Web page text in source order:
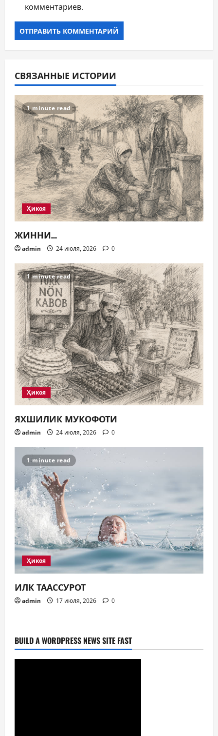
комментариев.
СВЯЗАННЫЕ ИСТОРИИ
1 minute read
Ҳикоя
ЖИННИ…
admin 24 июля, 2026 0
1 minute read
Ҳикоя
ЯХШИЛИК МУКОФОТИ
admin 24 июля, 2026 0
1 minute read
Ҳикоя
ИЛК ТААССУРОТ
admin 17 июля, 2026 0
BUILD A WORDPRESS NEWS SITE FAST